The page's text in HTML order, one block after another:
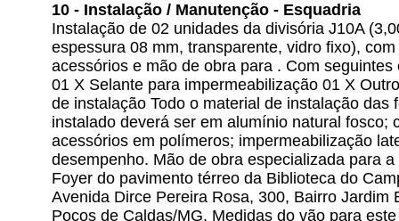
10 - Instalação / Manutenção - Esquadria
Instalação de 02 unidades da divisória J10A
espessura 08 mm, transparente, vidro fixo),
acessórios e mão de obra para . Com
01 X Selante para impermeabilização 01 X
de instalação Todo o material de instalação das
instalado deverá ser em alumínio natural fosco;
acessórios em polímeros; impermeabilização
desempenho. Mão de obra especializada para
Foyer do pavimento térreo da Biblioteca do
Avenida Dirce Pereira Rosa, 300, Bairro Jardim
Poços de Caldas/MG. Medidas do vão para